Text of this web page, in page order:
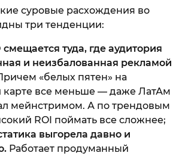
суровые расхождения во
три тенденции:
туда, где аудитория
и неизбалованная рекламой
«белых пятен» на
карте все меньше — даже ЛатАм
мейнстримом. А по трендовым
ROI поймать все сложнее;
выгорела давно и
Работает продуманный